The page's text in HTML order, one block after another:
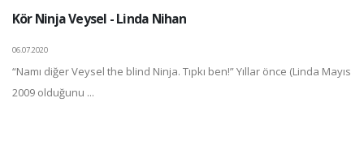
Kör Ninja Veysel - Linda Nihan
06.07.2020
“Namı diğer Veysel the blind Ninja. Tıpkı ben!” Yıllar önce (Linda Mayıs
2009 olduğunu ...